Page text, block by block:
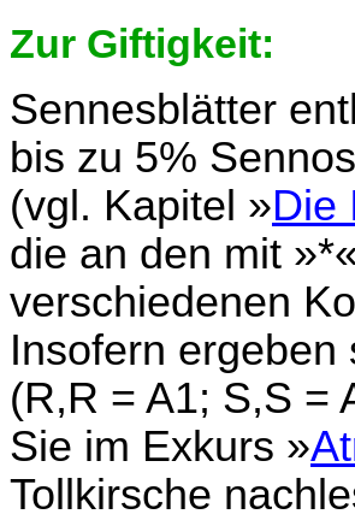
Zur Giftigkeit:
Sennesblätter
bis zu 5%
(vgl. Kapitel »Die
die an den mit
verschiedenen
Insofern
(R,R = A1; S,S =
Sie im Exkurs »
Tollkirsche